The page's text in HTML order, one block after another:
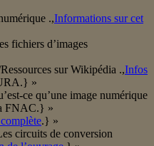
.,Informations sur cet
fichiers d’images
sur Wikipédia .,Infos
»
ce qu’une image numérique
FNAC.} »
.} »
circuits de conversion